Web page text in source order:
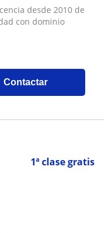
desde 2010 de
con dominio
Contactar
1ª clase gratis